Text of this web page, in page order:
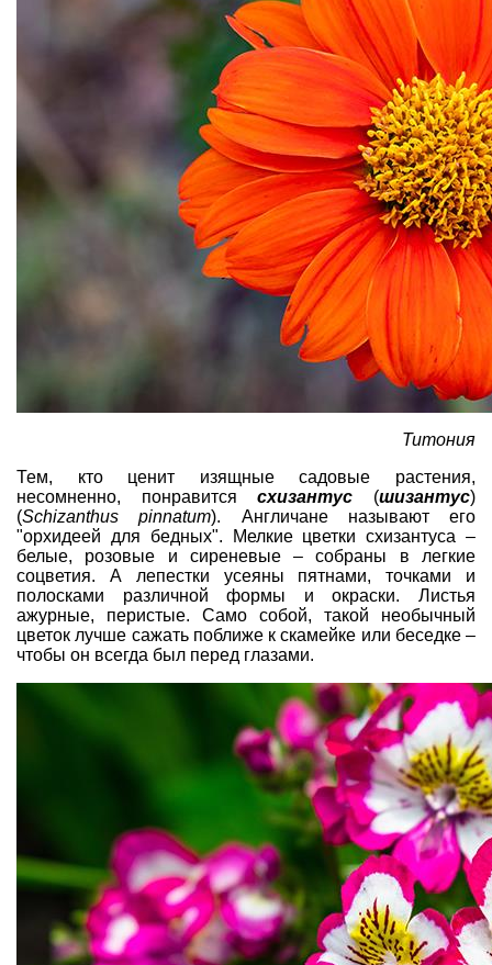
Титония
Тем, кто ценит изящные садовые растения,
несомненно, понравитсясхизантус (шизантус)
(Schizanthus pinnatum). Англичане называют его
"орхидеей для бедных". Мелкие цветки схизантуса –
белые, розовые и сиреневые – собраны в легкие
соцветия. А лепестки усеяны пятнами, точками и
полосками различной формы и окраски. Листья
ажурные, перистые. Само собой, такой необычный
цветок лучше сажать поближе к скамейке или беседке –
чтобы он всегда был перед глазами.